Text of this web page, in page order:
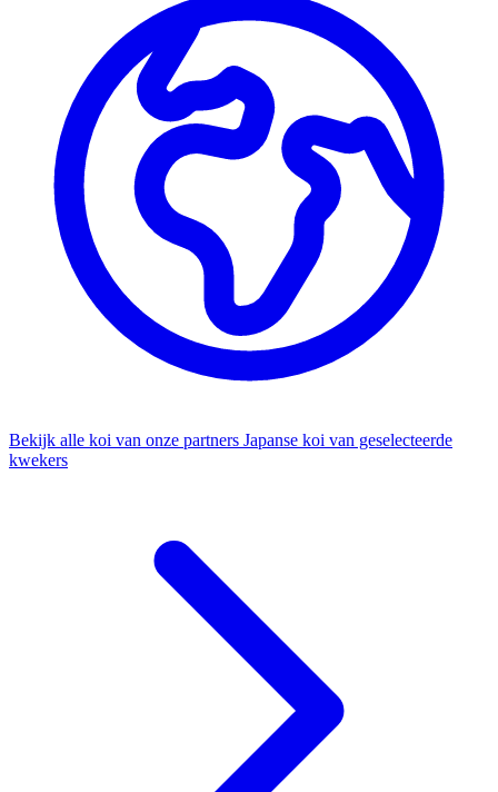
Bekijk alle koi van onze partners Japanse koi van geselecteerde
kwekers